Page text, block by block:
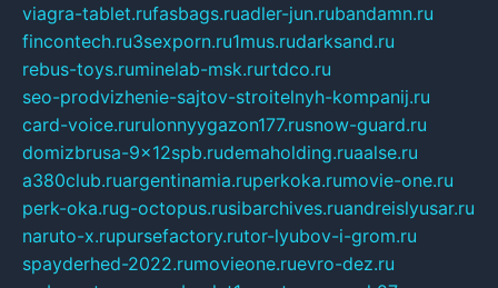
viagra-tablet.rufasbags.ruadler-jun.rubandamn.ru
fincontech.ru3sexporn.ru1mus.rudarksand.ru
rebus-toys.ruminelab-msk.rurtdco.ru
seo-prodvizhenie-sajtov-stroitelnyh-kompanij.ru
card-voice.rurulonnyygazon177.rusnow-guard.ru
domizbrusa-9x12spb.rudemaholding.ruaalse.ru
a380club.ruargentinamia.ruperkoka.rumovie-one.ru
perk-oka.rug-octopus.rusibarchives.ruandreislyusar.ru
naruto-x.rupursefactory.rutor-lyubov-i-grom.ru
spayderhed-2022.rumovieone.ruevro-dez.ru